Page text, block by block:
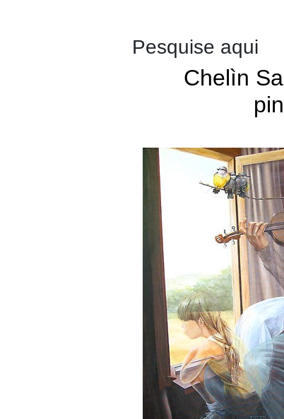
Pesquise aqui
Chelìn
Chelìn Sanjuan Espanhol